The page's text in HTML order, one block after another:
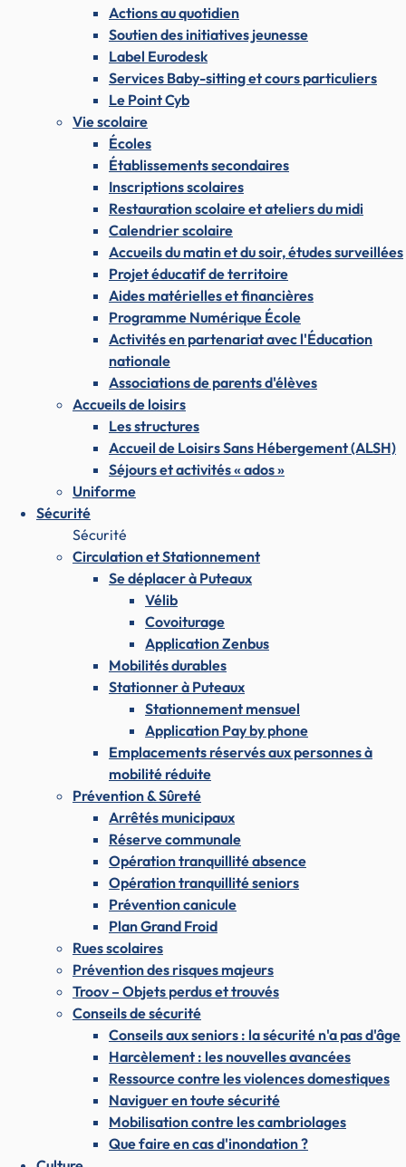
Actions au quotidien
Soutien des initiatives jeunesse
Label Eurodesk
Services Baby-sitting et cours particuliers
Le Point Cyb
Vie scolaire
Écoles
Établissements secondaires
Inscriptions scolaires
Restauration scolaire et ateliers du midi
Calendrier scolaire
Accueils du matin et du soir, études surveillées
Projet éducatif de territoire
Aides matérielles et financières
Programme Numérique École
Activités en partenariat avec l'Éducation
nationale
Associations de parents d'élèves
Accueils de loisirs
Les structures
Accueil de Loisirs Sans Hébergement (ALSH)
Séjours et activités « ados »
Uniforme
Sécurité
Sécurité
Circulation et Stationnement
Se déplacer à Puteaux
Vélib
Covoiturage
Application Zenbus
Mobilités durables
Stationner à Puteaux
Stationnement mensuel
Application Pay by phone
Emplacements réservés aux personnes à
mobilité réduite
Prévention & Sûreté
Arrêtés municipaux
Réserve communale
Opération tranquillité absence
Opération tranquillité seniors
Prévention canicule
Plan Grand Froid
Rues scolaires
Prévention des risques majeurs
Troov – Objets perdus et trouvés
Conseils de sécurité
Conseils aux seniors : la sécurité n'a pas d'âge
Harcèlement : les nouvelles avancées
Ressource contre les violences domestiques
Naviguer en toute sécurité
Mobilisation contre les cambriolages
Que faire en cas d'inondation ?